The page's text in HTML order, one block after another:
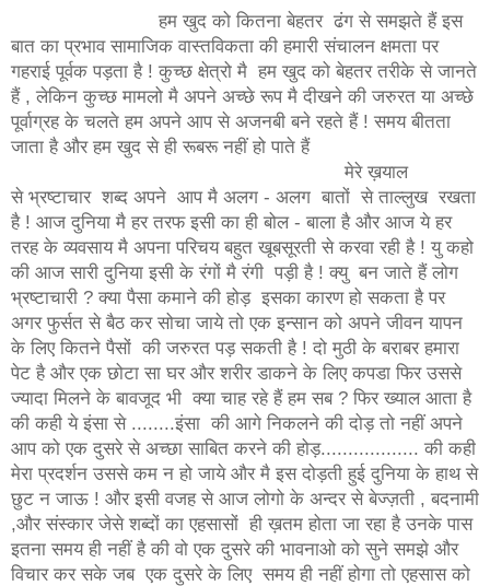
हम खुद को कितना बेहतर ढंग से समझते हैं इस
बात का प्रभाव सामाजिक वास्तविकता की हमारी संचालन क्षमता पर
गहराई पूर्वक पड़ता है ! कुच्छ क्षेत्रो मै हम खुद को बेहतर तरीके से जानते
हैं , लेकिन कुच्छ मामलो मै अपने अच्छे रूप मै दीखने की जरुरत या अच्छे
पूर्वाग्रह के चलते हम अपने आप से अजनबी बने रहते हैं ! समय बीतता
जाता है और हम खुद से ही रूबरू नहीं हो पाते हैं
मेरे ख़याल
से भ्रष्टाचार शब्द अपने आप मै अलग - अलग बातों से ताल्लुख रखता
है ! आज दुनिया मै हर तरफ इसी का ही बोल - बाला है और आज ये हर
तरह के व्यवसाय मै अपना परिचय बहुत खूबसूरती से करवा रही है ! यु कहो
की आज सारी दुनिया इसी के रंगों मै रंगी पड़ी है ! क्यु बन जाते हैं लोग
भ्रष्टाचारी ? क्या पैसा कमाने की होड़ इसका कारण हो सकता है पर
अगर फुर्सत से बैठ कर सोचा जाये तो एक इन्सान को अपने जीवन यापन
के लिए कितने पैसों की जरुरत पड़ सकती है ! दो मुठी के बराबर हमारा
पेट है और एक छोटा सा घर और शरीर डाकने के लिए कपडा फिर उससे
ज्यादा मिलने के बावजूद भी क्या चाह रहे हैं हम सब ? फिर ख्याल आता है
की कही ये इंसा से ........इंसा की आगे निकलने की दोड़ तो नहीं अपने
आप को एक दुसरे से अच्छा साबित करने की होड़.................. की कही
मेरा प्रदर्शन उससे कम न हो जाये और मै इस दोड़ती हुई दुनिया के हाथ से
छुट न जाऊ ! और इसी वजह से आज लोगो के अन्दर से बेज्ज़ती , बदनामी
,और संस्कार जेसे शब्दों का एहसासों ही ख़तम होता जा रहा है उनके पास
इतना समय ही नहीं है की वो एक दुसरे की भावनाओ को सुने समझे और
विचार कर सके जब एक दुसरे के लिए समय ही नहीं होगा तो एहसास को